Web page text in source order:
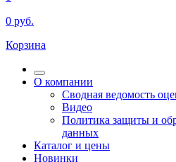
0 руб.
Корзина
О компании
Сводная ведомость
Видео
Политика защиты и
данных
Каталог и цены
Новинки